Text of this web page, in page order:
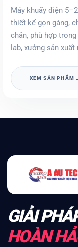
Máy khuấy điện
thiết kế gọn gàng,
chắn, phù hợp
lab, xưởng sản xuất
XEM SẢN PHẨM
GIẢI
HOÀN